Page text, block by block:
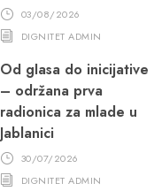
03/08/2026
DIGNITET ADMIN
Od glasa do inicijative
– održana prva
radionica za mlade u
Jablanici
30/07/2026
DIGNITET ADMIN